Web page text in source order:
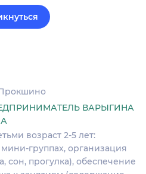
ВАРЫГИНА
возраст 2-5 лет:
группах, организация
прогулка), обеспечение